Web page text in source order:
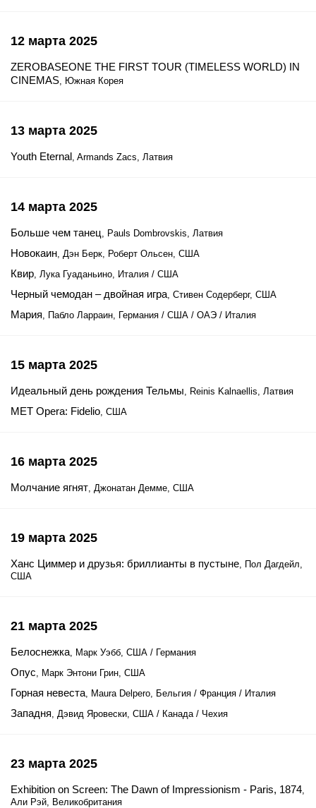
12 марта 2025
ZEROBASEONE THE FIRST TOUR (TIMELESS WORLD) IN
CINEMAS, Южная Корея
13 марта 2025
Youth Eternal, Armands Zacs, Латвия
14 марта 2025
Больше чем танец, Pauls Dombrovskis, Латвия
Новокаин, Дэн Берк, Роберт Ольсен, США
Квир, Лука Гуаданьино, Италия / США
Черный чемодан – двойная игра, Стивен Содерберг, США
Мария, Пабло Ларраин, Германия / США / ОАЭ / Италия
15 марта 2025
Идеальный день рождения Тельмы, Reinis Kalnaellis, Латвия
MET Opera: Fidelio, США
16 марта 2025
Молчание ягнят, Джонатан Демме, США
19 марта 2025
Ханс Циммер и друзья: бриллианты в пустыне, Пол Дагдейл,
США
21 марта 2025
Белоснежка, Марк Уэбб, США / Германия
Опус, Марк Энтони Грин, США
Горная невеста, Maura Delpero, Бельгия / Франция / Италия
Западня, Дэвид Яровески, США / Канада / Чехия
23 марта 2025
Exhibition on Screen: The Dawn of Impressionism - Paris, 1874,
Али Рэй, Великобритания